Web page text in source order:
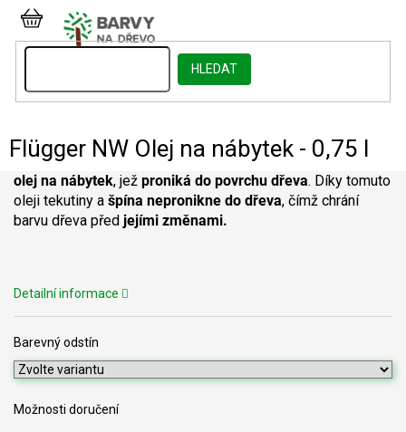
Přejít
obsah
HLEDAT
NÁKUPNÍ
Flügger NW Olej na nábytek - 0,75 l
Barevný odstín
Možnosti doručení
olej na nábytek, jež proniká do povrchu dřeva. Díky tomuto
oleji tekutiny a špína nepronikne do dřeva, čímž chrání
barvu dřeva před jejími změnami.
Detailní informace